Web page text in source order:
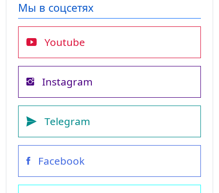
Мы в соцсетях
Youtube
Instagram
Telegram
Facebook